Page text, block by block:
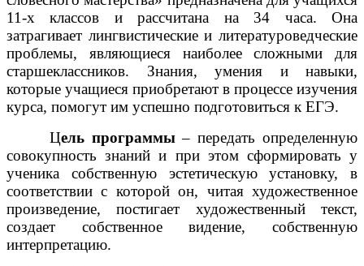
11-х классов и рассчитана на 34 часа. Она
затрагивает лингвистические и литературоведческие
проблемы, являющиеся наиболее сложными для
старшеклассников. Знания, умения и навыки,
которые учащиеся приобретают в процессе изучения
курса, помогут им успешно подготовиться к ЕГЭ.
Цель программы– передать определенную
совокупность знаний и при этом сформировать у
ученика собственную эстетическую установку, в
соответствии с которой он, читая художественное
произведение, постигает художественный текст,
создает собственное видение, собственную
интерпретацию.